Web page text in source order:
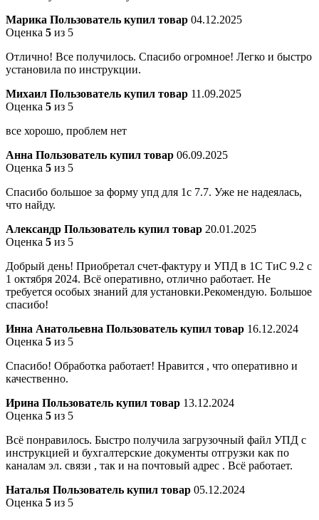
Марика Пользователь купил товар 04.12.2025
Оценка 5 из 5
Отлично! Все получилось. Спасибо огромное! Легко и быстро
установила по инструкции.
Михаил Пользователь купил товар 11.09.2025
Оценка 5 из 5
все хорошо, проблем нет
Анна Пользователь купил товар 06.09.2025
Оценка 5 из 5
Спасибо большое за форму упд для 1с 7.7. Уже не надеялась,
что найду.
Александр Пользователь купил товар 20.01.2025
Оценка 5 из 5
Добрый день! Приобретал счет-фактуру и УПД в 1С ТиС 9.2 с
1 октября 2024. Всё оперативно, отлично работает. Не
требуется особых знаний для установки.Рекомендую. Большое
спасибо!
Инна Анатольевна Пользователь купил товар 16.12.2024
Оценка 5 из 5
Спасибо! Обработка работает! Нравится , что оперативно и
качественно.
Ирина Пользователь купил товар 13.12.2024
Оценка 5 из 5
Всё понравилось. Быстро получила загрузочный файл УПД с
инструкцией и бухгалтерские документы отгрузки как по
каналам эл. связи , так и на почтовый адрес . Всё работает.
Наталья Пользователь купил товар 05.12.2024
Оценка 5 из 5